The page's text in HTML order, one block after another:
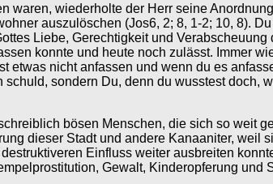
wiederholte der Herr seine
auszulöschen (Jos6, 2; 8, 1-2; 10, 8).
Liebe, Gerechtigkeit und
konnte und heute noch zulässt. Immer
nicht anfassen und wenn du es
sondern Du, denn du wusstest doch,
bösen Menschen, die sich so weit
dieser Stadt und andere Kanaaniter, weil
Einfluss weiter ausbreiten
Gewalt, Kinderopferung und